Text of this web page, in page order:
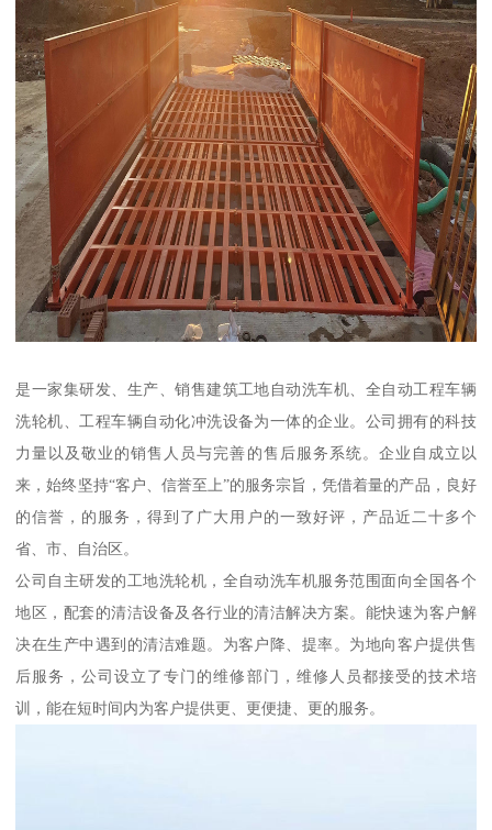
是一家集研发、生产、销售建筑工地自动洗车机、全自动工程车辆
洗轮机、工程车辆自动化冲洗设备为一体的企业。公司拥有的科技
力量以及敬业的销售人员与完善的售后服务系统。企业自成立以
来，始终坚持“客户、信誉至上”的服务宗旨，凭借着量的产品，良好
的信誉，的服务，得到了广大用户的一致好评，产品近二十多个
省、市、自治区。
公司自主研发的工地洗轮机，全自动洗车机服务范围面向全国各个
地区，配套的清洁设备及各行业的清洁解决方案。能快速为客户解
决在生产中遇到的清洁难题。为客户降、提率。为地向客户提供售
后服务，公司设立了专门的维修部门，维修人员都接受的技术培
训，能在短时间内为客户提供更、更便捷、更的服务。